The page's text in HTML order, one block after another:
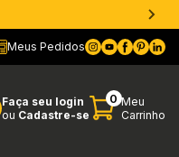
Meus Pedidos
Faça seu login
ou Cadastre-se
0 Meu
Carrinho